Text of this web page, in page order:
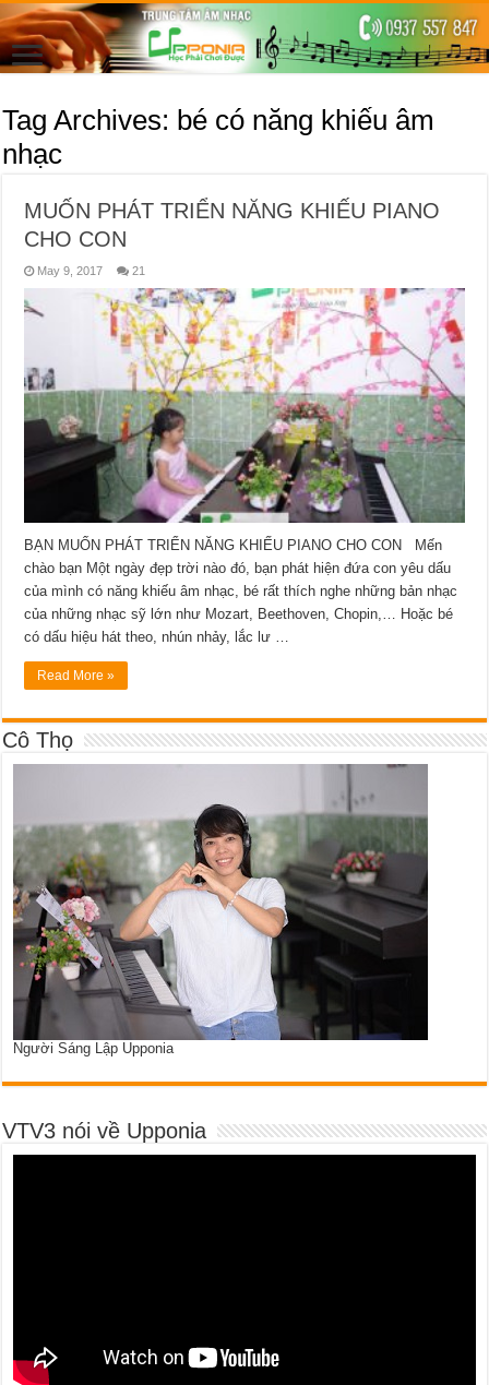
Tag Archives: bé có năng khiếu âm
nhạc
MUỐN PHÁT TRIỂN NĂNG KHIẾU PIANO
CHO CON
May 9, 2017 21
BẠN MUỐN PHÁT TRIỂN NĂNG KHIẾU PIANO CHO CON Mến
chào bạn Một ngày đẹp trời nào đó, bạn phát hiện đứa con yêu dấu
của mình có năng khiếu âm nhạc, bé rất thích nghe những bản nhạc
của những nhạc sỹ lớn như Mozart, Beethoven, Chopin,… Hoặc bé
có dấu hiệu hát theo, nhún nhảy, lắc lư …
Read More »
Cô Thọ
Người Sáng Lập Upponia
VTV3 nói về Upponia